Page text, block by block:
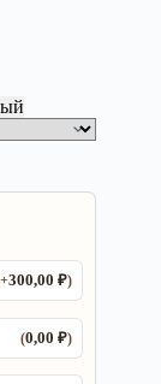
300,00₽)
(0,00₽)